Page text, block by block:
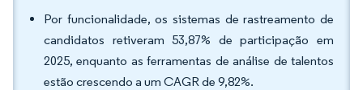
Por funcionalidade, os sistemas de rastreamento de
candidatos retiveram 53,87% de participação em
2025, enquanto as ferramentas de análise de talentos
estão crescendo a um CAGR de 9,82%.